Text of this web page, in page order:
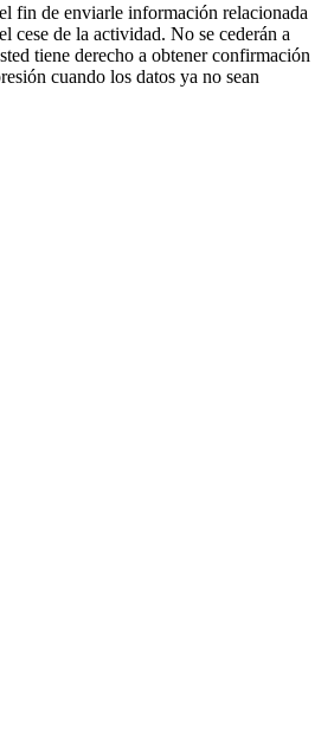
fin de enviarle información relacionada
cese de la actividad. No se cederán a
tiene derecho a obtener confirmación
cuando los datos ya no sean